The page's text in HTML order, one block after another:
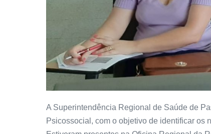
A Superintendência Regional de Saúde de
Psicossocial, com o objetivo de identificar os